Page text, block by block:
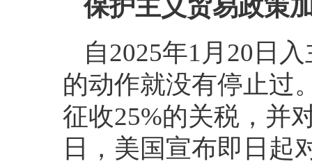
保护主义贸易政策
自2025年1月20日
的动作就没有停止过
征收25%的关税，并
日，美国宣布即日起